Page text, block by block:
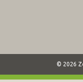
© 2026